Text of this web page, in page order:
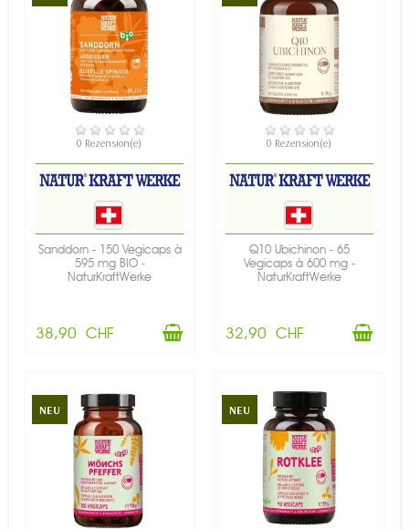
VERFÜGBAR
0 Rezension(e)
Sanddorn - 150 Vegicaps à
595 mg BIO -
NaturKraftWerke
38,90 CHF
VERFÜGBAR
0 Rezension(e)
Q10 Ubichinon - 65
Vegicaps à 600 mg -
NaturKraftWerke
32,90 CHF
NEU NEU